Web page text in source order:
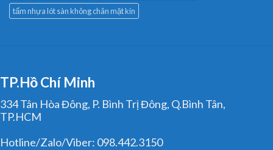
tấm nhựa lót sàn không chân mặt kín
TP.Hồ Chí Minh
334 Tân Hòa Đông, P. Bình Trị Đông, Q.Bình Tân,
TP.HCM
Hotline/Zalo/Viber: 098.442.3150